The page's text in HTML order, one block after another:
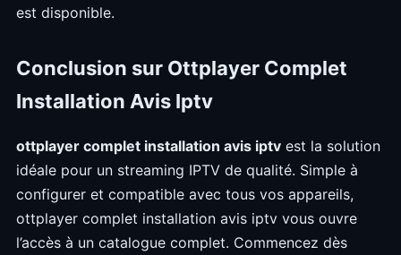
est disponible.
Conclusion sur Ottplayer Complet
Installation Avis Iptv
ottplayer complet installation avis iptv est la solution
idéale pour un streaming IPTV de qualité. Simple à
configurer et compatible avec tous vos appareils,
ottplayer complet installation avis iptv vous ouvre
l’accès à un catalogue complet. Commencez dès